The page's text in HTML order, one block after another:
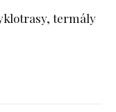
termály